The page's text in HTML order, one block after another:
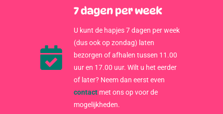
7 dagen per week
U kunt de hapjes 7 dagen per week
(dus ook op zondag) laten
bezorgen of afhalen tussen 11.00
uur en 17.00 uur. Wilt u het eerder
of later? Neem dan eerst even
contact met ons op voor de
mogelijkheden.